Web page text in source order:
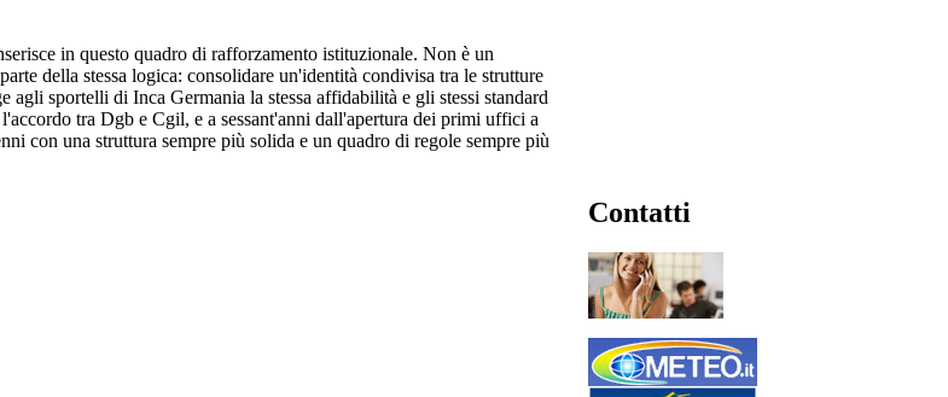
in questo quadro di rafforzamento istituzionale. Non è un
della stessa logica: consolidare un'identità condivisa tra le strutture
agli sportelli di Inca Germania la stessa affidabilità e gli stessi standard
tra Dgb e Cgil, e a sessant'anni dall'apertura dei primi uffici a
con una struttura sempre più solida e un quadro di regole sempre più
Contatti